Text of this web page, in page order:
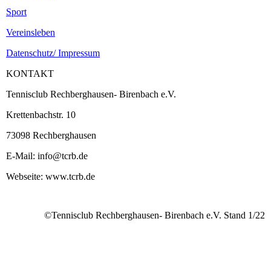
Sport
Vereinsleben
Datenschutz/ Impressum
KONTAKT
Tennisclub Rechberghausen- Birenbach e.V.
Krettenbachstr. 10
73098 Rechberghausen
E-Mail: info@tcrb.de
Webseite: www.tcrb.de
©️Tennisclub Rechberghausen- Birenbach e.V. Stand 1/22